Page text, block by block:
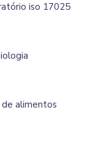
iso 17025
alimentos